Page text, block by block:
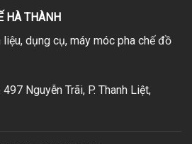
HÀ THÀNH
dụng cụ, máy móc pha chế đồ
Nguyễn Trãi, P. Thanh Liệt,